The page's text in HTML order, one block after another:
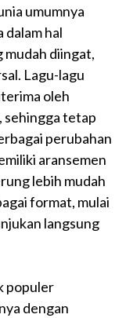
umumnya
dalam hal
mudah diingat,
Lagu-lagu
oleh
sehingga tetap
perubahan
aransemen
lebih mudah
format, mulai
langsung
populer
dengan